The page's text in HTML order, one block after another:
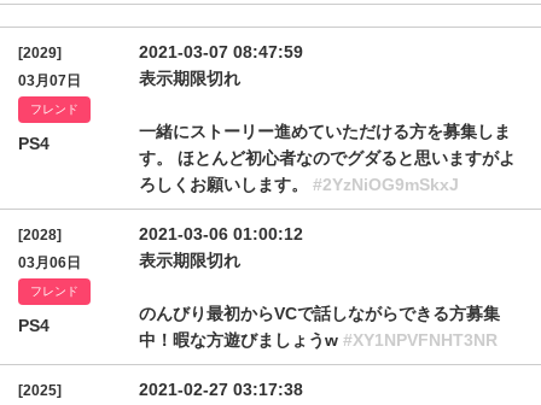
[2029]
03月07日
フレンド
PS4
2021-03-07 08:47:59
表示期限切れ
一緒にストーリー進めていただける方を募集しま
す。 ほとんど初心者なのでグダると思いますがよ
ろしくお願いします。 #2YzNiOG9mSkxJ
[2028]
03月06日
フレンド
PS4
2021-03-06 01:00:12
表示期限切れ
のんびり最初からVCで話しながらできる方募集
中！暇な方遊びましょうw #XY1NPVFNHT3NR
[2025]
2021-02-27 03:17:38